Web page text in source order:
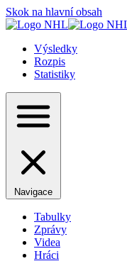
Skok na hlavní obsah
Výsledky
Rozpis
Statistiky
Navigace
Tabulky
Zprávy
Videa
Hráci